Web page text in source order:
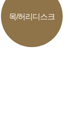
목/허리디스크